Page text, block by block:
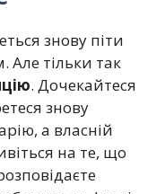
знову піти
Але тільки так
. Дочекайтеся
знову
а власній
на те, що